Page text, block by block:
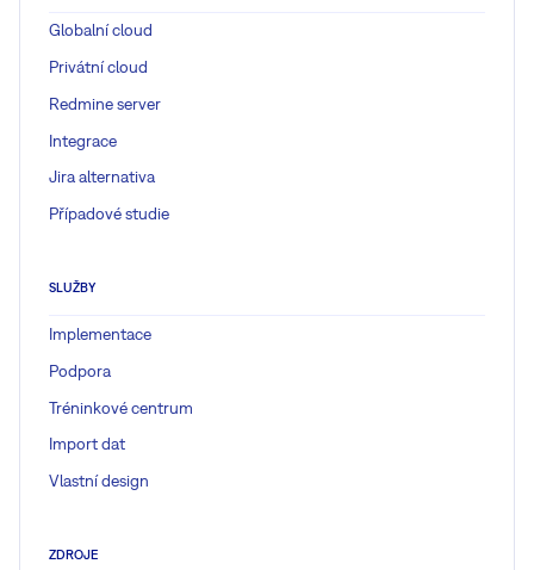
Globalní cloud
Privátní cloud
Redmine server
Integrace
Jira alternativa
Případové studie
SLUŽBY
Implementace
Podpora
Tréninkové centrum
Import dat
Vlastní design
ZDROJE